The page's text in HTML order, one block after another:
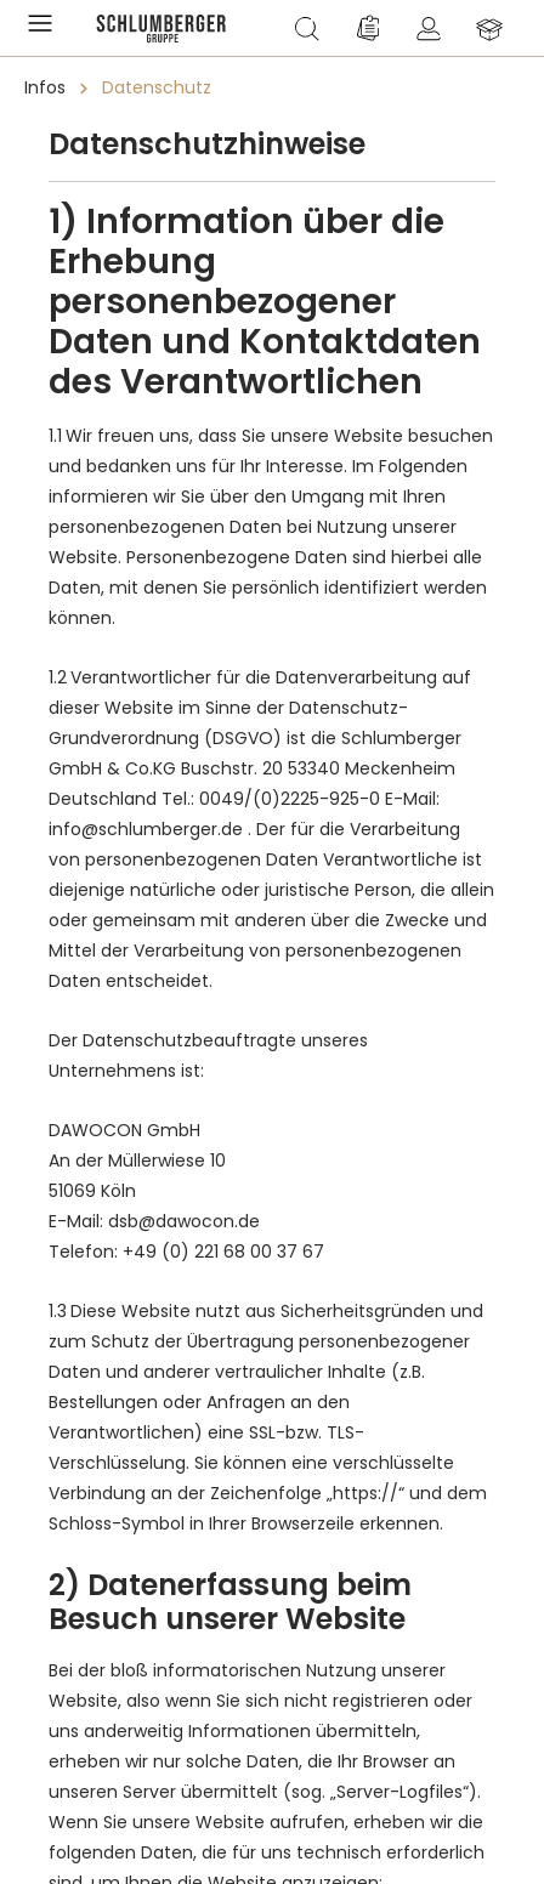
springen Du hast 0 Produkte
Infos Datenschutz
Datenschutzhinweise
1) Information über die
Erhebung
personenbezogener
Daten und Kontaktdaten
des Verantwortlichen
1.1 Wir freuen uns, dass Sie unsere Website besuchen
und bedanken uns für Ihr Interesse. Im Folgenden
informieren wir Sie über den Umgang mit Ihren
personenbezogenen Daten bei Nutzung unserer
Website. Personenbezogene Daten sind hierbei alle
Daten, mit denen Sie persönlich identifiziert werden
können.
1.2 Verantwortlicher für die Datenverarbeitung auf
dieser Website im Sinne der Datenschutz-
Grundverordnung (DSGVO) ist die Schlumberger
GmbH & Co.KG Buschstr. 20 53340 Meckenheim
Deutschland Tel.: 0049/(0)2225-925-0 E-Mail:
info@schlumberger.de . Der für die Verarbeitung
von personenbezogenen Daten Verantwortliche ist
diejenige natürliche oder juristische Person, die allein
oder gemeinsam mit anderen über die Zwecke und
Mittel der Verarbeitung von personenbezogenen
Daten entscheidet.
Der Datenschutzbeauftragte unseres
Unternehmens ist:
DAWOCON GmbH
An der Müllerwiese 10
51069 Köln
E-Mail: dsb@dawocon.de
Telefon: +49 (0) 221 68 00 37 67
1.3 Diese Website nutzt aus Sicherheitsgründen und
zum Schutz der Übertragung personenbezogener
Daten und anderer vertraulicher Inhalte (z.B.
Bestellungen oder Anfragen an den
Verantwortlichen) eine SSL-bzw. TLS-
Verschlüsselung. Sie können eine verschlüsselte
Verbindung an der Zeichenfolge „https://“ und dem
Schloss-Symbol in Ihrer Browserzeile erkennen.
2) Datenerfassung beim
Besuch unserer Website
Bei der bloß informatorischen Nutzung unserer
Website, also wenn Sie sich nicht registrieren oder
uns anderweitig Informationen übermitteln,
erheben wir nur solche Daten, die Ihr Browser an
unseren Server übermittelt (sog. „Server-Logfiles“).
Wenn Sie unsere Website aufrufen, erheben wir die
folgenden Daten, die für uns technisch erforderlich